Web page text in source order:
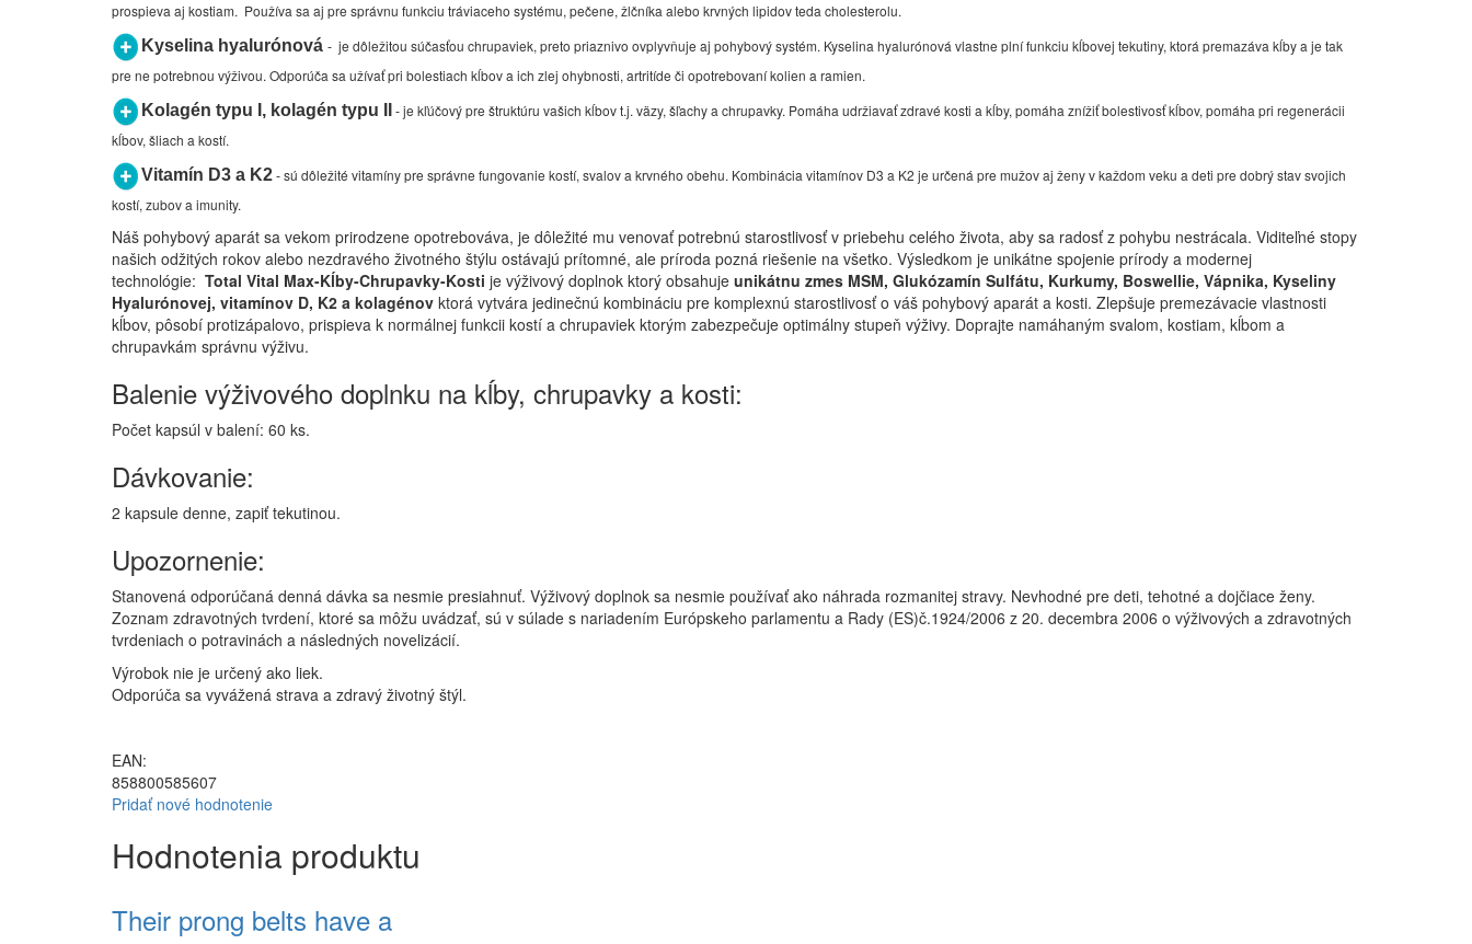
prospieva aj kostiam. Používa sa aj pre správnu funkciu tráviaceho systému, pečene, žlčníka alebo krvných lipidov teda cholesterolu.
Kyselina hyalurónová - je dôležitou súčasťou chrupaviek, preto priaznivo ovplyvňuje aj pohybový systém. Kyselina hyalurónová vlastne plní funkciu kĺbovej tekutiny, ktorá premazáva kĺby a je tak
pre ne potrebnou výživou. Odporúča sa užívať pri bolestiach kĺbov a ich zlej ohybnosti, artritíde či opotrebovaní kolien a ramien.
Kolagén typu I, kolagén typu II
- je kľúčový pre štruktúru vašich kĺbov t.j. väzy, šľachy a chrupavky. Pomáha udržiavať zdravé kosti a kĺby, pomáha znížiť bolestivosť kĺbov, pomáha pri regenerácii
kĺbov, šliach a kostí.
Vitamín D3 a K2 - sú dôležité vitamíny pre správne fungovanie kostí, svalov a krvného obehu. Kombinácia vitamínov D3 a K2 je určená pre mužov aj ženy v každom veku a deti pre dobrý stav svojich
kostí, zubov a imunity.
Náš pohybový aparát sa vekom prirodzene opotrebováva, je dôležité mu venovať potrebnú starostlivosť v priebehu celého života, aby sa radosť z pohybu nestrácala. Viditeľné stopy
našich odžitých rokov alebo nezdravého životného štýlu ostávajú prítomné, ale príroda pozná riešenie na všetko. Výsledkom je unikátne spojenie prírody a modernej
technológie: Total Vital Max-Kĺby-Chrupavky-Kosti je výživový doplnok ktorý obsahuje unikátnu zmes MSM, Glukózamín Sulfátu, Kurkumy, Boswellie, Vápnika, Kyseliny
Hyalurónovej, vitamínov D, K2 a kolagénov ktorá vytvára jedinečnú kombináciu pre komplexnú starostlivosť o váš pohybový aparát a kosti. Zlepšuje premezávacie vlastnosti
kĺbov, pôsobí protizápalovo, prispieva k normálnej funkcii kostí a chrupaviek ktorým zabezpečuje optimálny stupeň výživy. Doprajte namáhaným svalom, kostiam, kĺbom a
chrupavkám správnu výživu.
Balenie výživového doplnku na kĺby, chrupavky a kosti:
Počet kapsúl v balení: 60 ks.
Dávkovanie:
2 kapsule denne, zapiť tekutinou.
Upozornenie:
Stanovená odporúčaná denná dávka sa nesmie presiahnuť. Výživový doplnok sa nesmie používať ako náhrada rozmanitej stravy. Nevhodné pre deti, tehotné a dojčiace ženy.
Zoznam zdravotných tvrdení, ktoré sa môžu uvádzať, sú v súlade s nariadením Európskeho parlamentu a Rady (ES)č.1924/2006 z 20. decembra 2006 o výživových a zdravotných
tvrdeniach o potravinách a následných novelizácií.
Výrobok nie je určený ako liek.
Odporúča sa vyvážená strava a zdravý životný štýl.
EAN:
858800585607
Pridať nové hodnotenie
Hodnotenia produktu
Their prong belts have a